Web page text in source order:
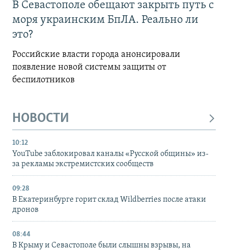
В Севастополе обещают закрыть путь с
моря украинским БпЛА. Реально ли
это?
Российские власти города анонсировали
появление новой системы защиты от
беспилотников
НОВОСТИ
10:12
YouTube заблокировал каналы «Русской общины» из-
за рекламы экстремистских сообществ
09:28
В Екатеринбурге горит склад Wildberries после атаки
дронов
08:44
В Крыму и Севастополе были слышны взрывы, на